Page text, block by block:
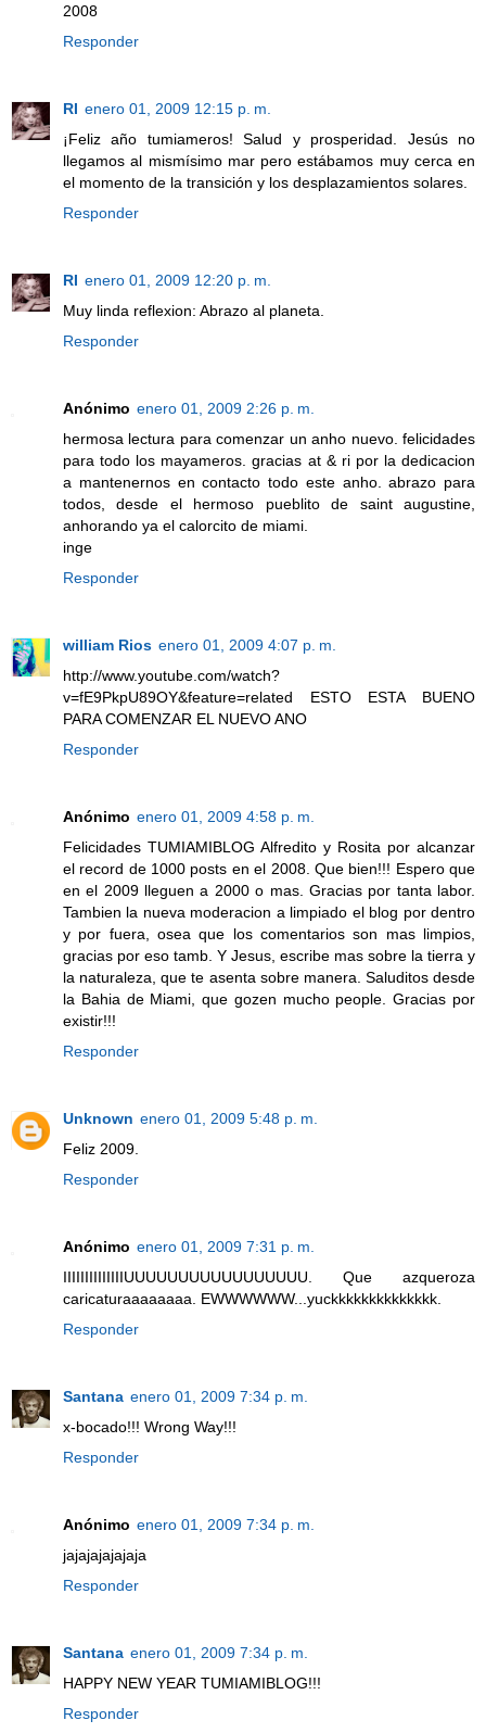
2008
Responder
RI enero 01, 2009 12:15 p. m.
¡Feliz año tumiameros! Salud y prosperidad. Jesús no
llegamos al mismísimo mar pero estábamos muy cerca en
el momento de la transición y los desplazamientos solares.
Responder
RI enero 01, 2009 12:20 p. m.
Muy linda reflexion: Abrazo al planeta.
Responder
Anónimo enero 01, 2009 2:26 p. m.
hermosa lectura para comenzar un anho nuevo. felicidades
para todo los mayameros. gracias at & ri por la dedicacion
a mantenernos en contacto todo este anho. abrazo para
todos, desde el hermoso pueblito de saint augustine,
anhorando ya el calorcito de miami.
inge
Responder
william Rios enero 01, 2009 4:07 p. m.
http://www.youtube.com/watch?
v=fE9PkpU89OY&feature=related ESTO ESTA BUENO
PARA COMENZAR EL NUEVO ANO
Responder
Anónimo enero 01, 2009 4:58 p. m.
Felicidades TUMIAMIBLOG Alfredito y Rosita por alcanzar
el record de 1000 posts en el 2008. Que bien!!! Espero que
en el 2009 lleguen a 2000 o mas. Gracias por tanta labor.
Tambien la nueva moderacion a limpiado el blog por dentro
y por fuera, osea que los comentarios son mas limpios,
gracias por eso tamb. Y Jesus, escribe mas sobre la tierra y
la naturaleza, que te asenta sobre manera. Saluditos desde
la Bahia de Miami, que gozen mucho people. Gracias por
existir!!!
Responder
Unknown enero 01, 2009 5:48 p. m.
Feliz 2009.
Responder
Anónimo enero 01, 2009 7:31 p. m.
IIIIIIIIIIIIIIUUUUUUUUUUUUUUUUU. Que azqueroza
caricaturaaaaaaaa. EWWWWWW...yuckkkkkkkkkkkkkk.
Responder
Santana enero 01, 2009 7:34 p. m.
x-bocado!!! Wrong Way!!!
Responder
Anónimo enero 01, 2009 7:34 p. m.
jajajajajajaja
Responder
Santana enero 01, 2009 7:34 p. m.
HAPPY NEW YEAR TUMIAMIBLOG!!!
Responder